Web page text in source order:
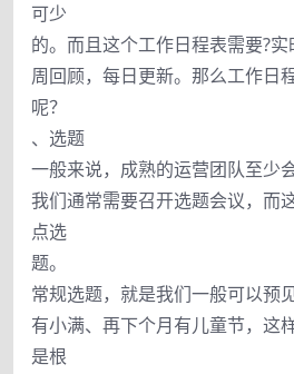
可少
的。而且这个工作日程表需要?
周回顾，每日更新。那么工作日
呢？
、选题
一般来说，成熟的运营团队至少
我们通常需要召开选题会议，而
点选
题。
常规选题，就是我们一般可以预
有小满、再下个月有儿童节，这
是根